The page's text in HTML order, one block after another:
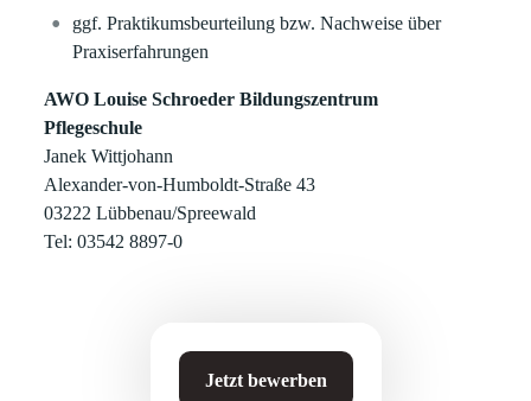
ggf. Praktikumsbeurteilung bzw. Nachweise über
Praxiserfahrungen
AWO Louise Schroeder Bildungszentrum
Pflegeschule
Janek Wittjohann
Alexander-von-Humboldt-Straße 43
03222 Lübbenau/Spreewald
Tel: 03542 8897-0
Jetzt bewerben